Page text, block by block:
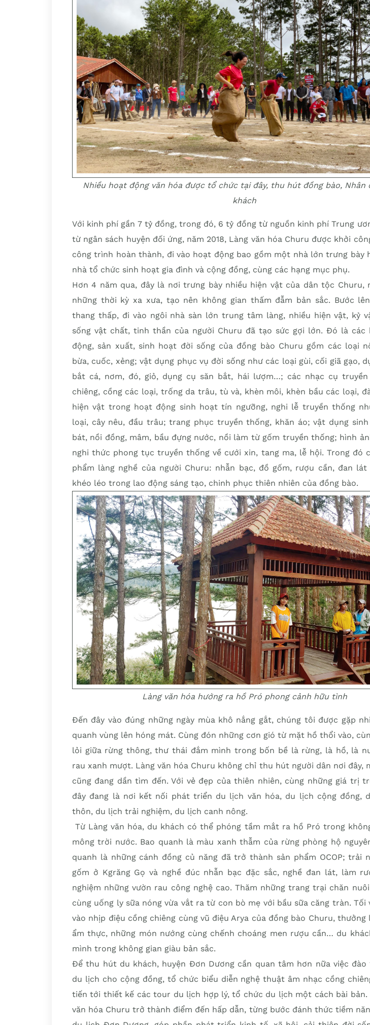
Nhiều hoạt động văn hóa được tổ chức tại đây, thu hút đồng bào, Nhân
khách
Với kinh phí gần 7 tỷ đồng, trong đó, 6 tỷ đồng từ nguồn kinh phí Trung
từ ngân sách huyện đối ứng, năm 2018, Làng văn hóa Churu được khởi
công trình hoàn thành, đi vào hoạt động bao gồm một nhà lớn trưng bày
nhà tổ chức sinh hoạt gia đình và cộng đồng, cùng các hạng mục phụ.
Hơn 4 năm qua, đây là nơi trưng bày nhiều hiện vật của dân tộc Churu,
những thời kỳ xa xưa, tạo nên không gian thấm đẫm bản sắc. Bước
thang thấp, đi vào ngôi nhà sàn lớn trung tâm làng, nhiều hiện vật, kỷ
sống vật chất, tinh thần của người Churu đã tạo sức gợi lớn. Đó là các
động, sản xuất, sinh hoạt đời sống của đồng bào Churu gồm các loại
bừa, cuốc, xẻng; vật dụng phục vụ đời sống như các loại gùi, cối giã gạo,
bắt cá, nơm, đó, giỏ, dụng cụ săn bắt, hái lượm…; các nhạc cụ
chiêng, cồng các loại, trống da trâu, tù và, khèn môi, khèn bầu các loại,
hiện vật trong hoạt động sinh hoạt tín ngưỡng, nghi lễ truyền thống
loại, cây nêu, đầu trâu; trang phục truyền thống, khăn áo; vật dụng
bát, nồi đồng, mâm, bầu đựng nước, nồi làm từ gốm truyền thống; hình
nghi thức phong tục truyền thống về cưới xin, tang ma, lễ hội. Trong đó
phẩm làng nghề của người Churu: nhẫn bạc, đồ gốm, rượu cần, đan
khéo léo trong lao động sáng tạo, chinh phục thiên nhiên của đồng bào.
Làng văn hóa hướng ra hồ Pró phong cảnh hữu tình
Đến đây vào đúng những ngày mùa khô nắng gắt, chúng tôi được gặp
quanh vùng lên hóng mát. Cùng đón những cơn gió từ mặt hồ thổi vào,
lỏi giữa rừng thông, thư thái đắm mình trong bốn bề là rừng, là hồ, là
rau xanh mượt. Làng văn hóa Churu không chỉ thu hút người dân nơi đây,
cũng đang dần tìm đến. Với vẻ đẹp của thiên nhiên, cùng những giá trị
đây đang là nơi kết nối phát triển du lịch văn hóa, du lịch cộng đồng,
thôn, du lịch trải nghiệm, du lịch canh nông.
Từ Làng văn hóa, du khách có thể phóng tầm mắt ra hồ Pró trong
mông trời nước. Bao quanh là màu xanh thẫm của rừng phòng hộ
quanh là những cánh đồng củ năng đã trở thành sản phẩm OCOP; trải
gốm ở Kgrăng Gọ và nghề đúc nhẫn bạc đặc sắc, nghề đan lát, làm
nghiệm những vườn rau công nghệ cao. Thăm những trang trại chăn
cùng uống ly sữa nóng vừa vắt ra từ con bò mẹ với bầu sữa căng tràn. Tối
vào nhịp điệu cồng chiêng cùng vũ điệu Arya của đồng bào Churu, thưởng
ẩm thực, những món nướng cùng chếnh choáng men rượu cần… du
mình trong không gian giàu bản sắc.
Để thu hút du khách, huyện Đơn Dương cần quan tâm hơn nữa việc đào
du lịch cho cộng đồng, tổ chức biểu diễn nghệ thuật âm nhạc cồng
tiến tới thiết kế các tour du lịch hợp lý, tổ chức du lịch một cách bài bản.
văn hóa Churu trở thành điểm đến hấp dẫn, từng bước đánh thức tiềm